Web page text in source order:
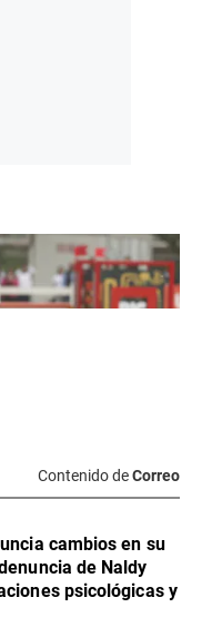
Contenido deCorreo
cambios en su
de Naldy
psicológicas y